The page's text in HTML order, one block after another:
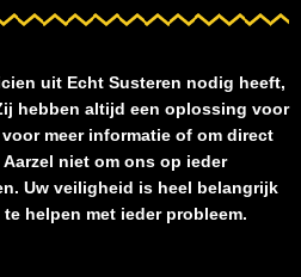
uit Echt Susteren nodig heeft,
hebben altijd een oplossing voor
meer informatie of om direct
niet om ons op ieder
Uw veiligheid is heel belangrijk
helpen met ieder probleem.